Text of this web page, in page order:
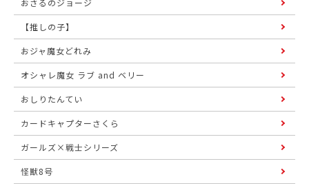
おさるのジョージ
【推しの子】
おジャ魔女どれみ
オシャレ魔女 ラブ and ベリー
おしりたんてい
カードキャプターさくら
ガールズ×戦士シリーズ
怪獣8号